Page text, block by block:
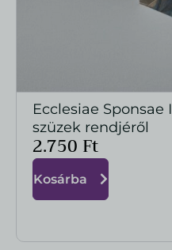
Ecclesiae
szüzek rendjéről
2.750 Ft
Kosárba